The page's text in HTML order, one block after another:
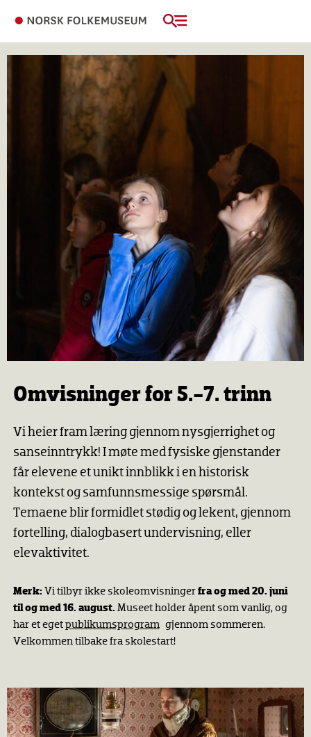
Omvisninger for 5.-7. trinn
Vi heier fram læring gjennom nysgjerrighet og
sanseinntrykk! I møte med fysiske gjenstander
får elevene et unikt innblikk i en historisk
kontekst og samfunnsmessige spørsmål.
Temaene blir formidlet stødig og lekent, gjennom
fortelling, dialogbasert undervisning, eller
elevaktivitet.
Merk: Vi tilbyr ikke skoleomvisningerfra og med 20. juni
til og med 16. august. Museet holder åpent som vanlig, og
har et egetpublikumsprogram gjennom sommeren.
Velkommen tilbake fra skolestart!